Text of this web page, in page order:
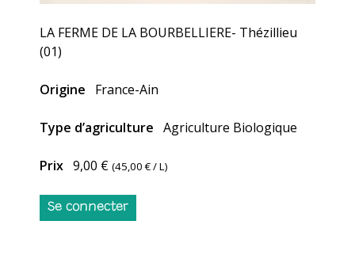
LA FERME DE LA BOURBELLIERE- Thézillieu
(01)
Origine France-Ain
Type d’agriculture Agriculture Biologique
Prix 9,00 € (45,00 €/ L)
Se connecter